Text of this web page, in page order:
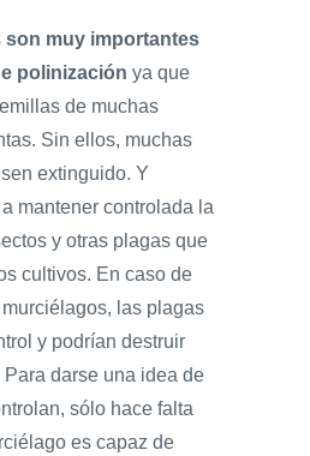
son muy importantes
polinización ya que
de muchas
Sin ellos, muchas
extinguido. Y
mantener controlada la
y otras plagas que
cultivos. En caso de
las plagas
y podrían destruir
darse una idea de
sólo hace falta
es capaz de